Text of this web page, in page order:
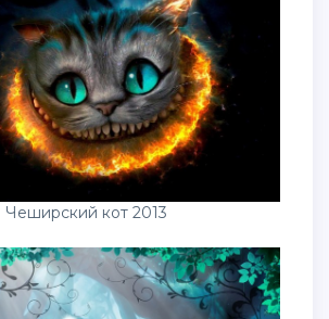
Чеширский кот 2013